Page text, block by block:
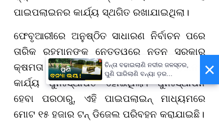
ପାଇପଲାଇନର କାର୍ଯ୍ୟ ସ୍ଥଗିତ ରଖାଯାଇଥିଲା।
ଫେବୃଆରୀରେ ଅନୁଷ୍ଠିତ ସାଧାରଣ ନିର୍ବାଚନ ପରେ
ତାରିକ ରହମାନଙ୍କ ନେତୃତ୍ୱରେ ନୂତନ ସରକାର
କ୍ଷମତା ଗ୍ରହଣ କରିଥିଲେ। ଏହି ପାଇପଲାଇନର
କାର୍ଯ୍ୟ ପୁନଃସ୍ଥାପିତ ହୋଇଥିଲା। ପୁନଃସ୍ଥାପନ
ହେବା ପରଠାରୁ, ଏହି ପାଇପଲାଇନ୍ ମାଧ୍ୟମରେ
ମୋଟ ୧୫ ହଜାର ଟନ୍ ଡିଜେଲ ପରିବହନ କରାଯାଇଛି।
×
ଚିନ୍ତା ବଢାଇଲାଣି ନଦୀର ଜଳସ୍ତର,
ପୁଣି ଘାରିଲାଣି ବନ୍ୟା ଡ଼ର...